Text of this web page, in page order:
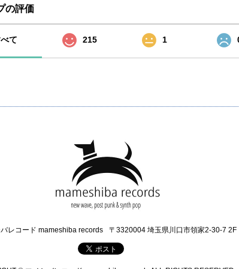
の評価
て 215 1
レコード mameshiba records 〒3320004 埼玉県川口市領家2-30-7 2F